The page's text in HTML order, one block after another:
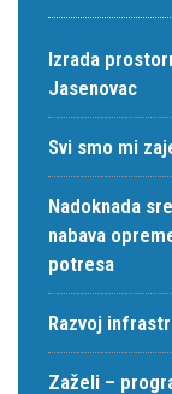
Izrada
Jasenovac
Svi smo mi
Nadoknada
nabava
potresa
Razvoj
Zaželi –